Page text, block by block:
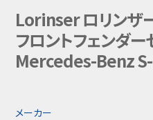
Lorinser ロリンザ
フロントフェンダー
Mercedes-Benz
メーカー